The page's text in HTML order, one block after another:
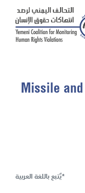
Missile
يٌتبع باللغة العربية*